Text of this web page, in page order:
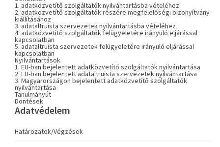
1. adatközvetítő szolgáltatók nyilvántartásba vételéhez
2. adatközvetítő szolgáltatók részére megfelelőségi bizonyítvány
kiállításához
3. adataltruista szervezetek nyilvántartásba vételéhez
4. adatközvetítő szolgáltatók felügyeletére irányuló eljárással
kapcsolatban
5. adataltruista szervezetek felügyeletére irányuló eljárással
kapcsolatban
Nyilvántartások
1. EU-ban bejelentett adatközvetítő szolgáltatók nyilvántartása
2. EU-ban bejelentett adataltruista szervezetek nyilvántartása
3. Magyarországon bejelentett adatközvetítő szolgáltatók
nyilvántartása
Tanulmányút
Döntések
Adatvédelem
Határozatok/Végzések